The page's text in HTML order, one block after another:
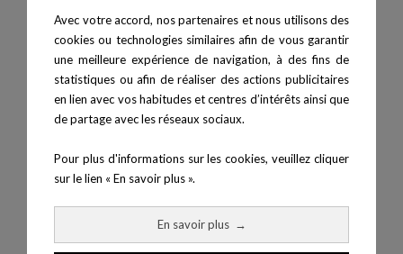
Avec votre accord, nos partenaires et nous utilisons des
cookies ou technologies similaires afin de vous garantir
une meilleure expérience de navigation, à des fins de
statistiques ou afin de réaliser des actions publicitaires
en lien avec vos habitudes et centres d’intérêts ainsi que
de partage avec les réseaux sociaux.
Pour plus d'informations sur les cookies, veuillez cliquer
sur le lien « En savoir plus ».
En savoir plus →
Disque additionnel de...
Prix
14,90 € Prix
24,90 €